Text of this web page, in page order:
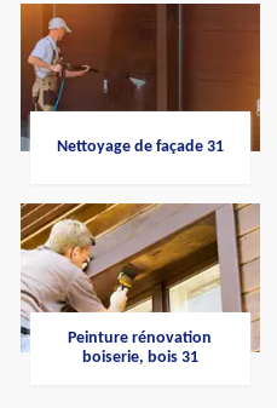
Nettoyage de façade 31
Peinture rénovation
boiserie, bois 31